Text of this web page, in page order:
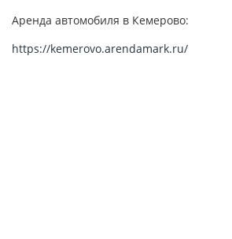
Аренда автомобиля в Кемерово:
https://kemerovo.arendamark.ru/